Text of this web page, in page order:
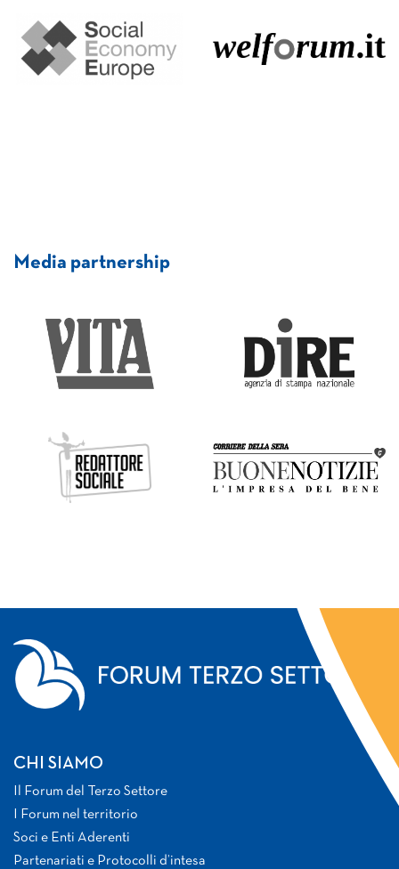
Media partnership
CHI SIAMO
Il Forum del Terzo Settore
I Forum nel territorio
Soci e Enti Aderenti
Partenariati e Protocolli d’intesa